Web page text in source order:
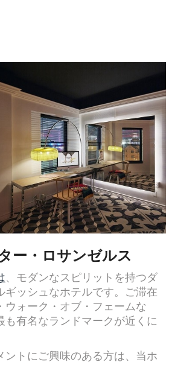
ー・ロサンゼルス
、モダンなスピリットを持つダ
ギッシュなホテルです。ご滞在
ウォーク・オブ・フェームな
も有名なランドマークが近くに
ントにご興味のある方は、当ホ